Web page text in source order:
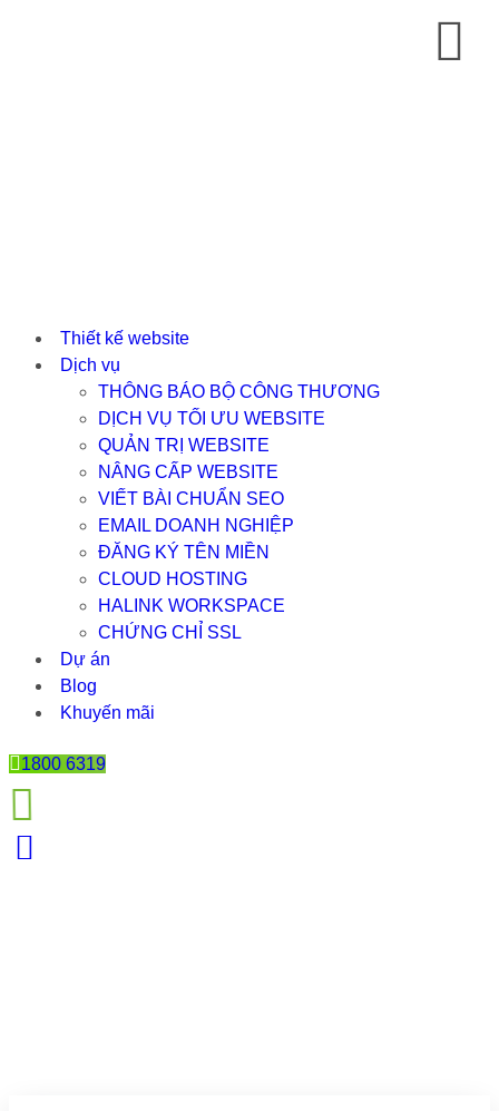
Thiết kế website
Dịch vụ
THÔNG BÁO BỘ CÔNG THƯƠNG
DỊCH VỤ TỐI ƯU WEBSITE
QUẢN TRỊ WEBSITE
NÂNG CẤP WEBSITE
VIẾT BÀI CHUẨN SEO
EMAIL DOANH NGHIỆP
ĐĂNG KÝ TÊN MIỀN
CLOUD HOSTING
HALINK WORKSPACE
CHỨNG CHỈ SSL
Dự án
Blog
Khuyến mãi
1800 6319